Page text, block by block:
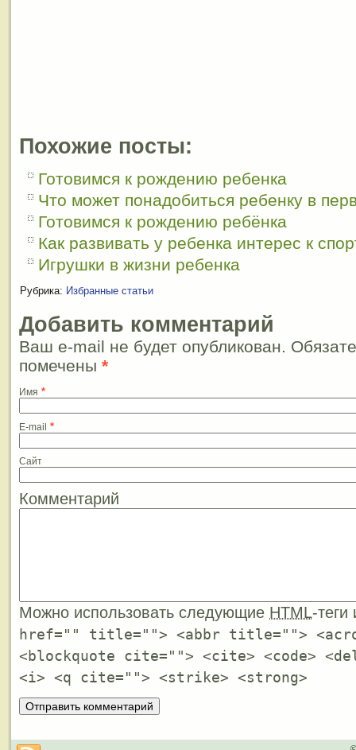
Похожие посты:
Готовимся к рождению ребенка
Что может понадобиться ребенку в
Готовимся к рождению ребёнка
Как развивать у ребенка интерес к
Игрушки в жизни ребенка
Рубрика: Избранные статьи
Добавить комментарий
Ваш e-mail не будет опубликован.
помечены *
Имя *
E-mail *
Сайт
Комментарий
Можно использовать следующие HTML-
href="" title=""> <abbr title="">
<blockquote cite=""> <cite> <code>
<i> <q cite=""> <strike> <strong>